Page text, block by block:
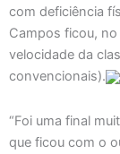
com deficiência
Campos ficou,
velocidade da
convencionais).
“Foi uma final
que ficou com o